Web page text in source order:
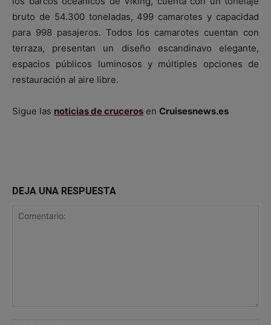
bruto de 54.300 toneladas, 499 camarotes y capacidad
para 998 pasajeros. Todos los camarotes cuentan con
terraza, presentan un diseño escandinavo elegante,
espacios públicos luminosos y múltiples opciones de
restauración al aire libre.
Sigue las noticias de cruceros en Cruisesnews.es
DEJA UNA RESPUESTA